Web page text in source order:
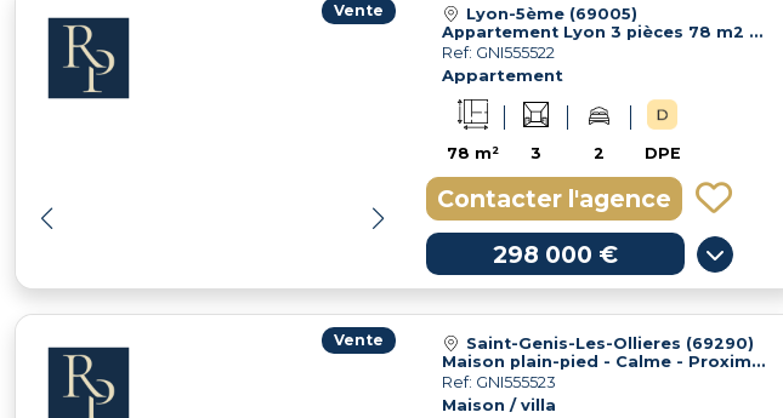
Vente
Lyon-5ème (69005)
Appartement Lyon 3 pièces 78 m2 Plein Sud
Ref: GNI555522
Appartement
78 m² 3 2 DPE
Contacter l'agence
298 000 €
Vente
Saint-Genis-Les-Ollieres (69290)
Maison plain-pied - Calme - Proximité du centre
Ref: GNI555523
Maison / villa